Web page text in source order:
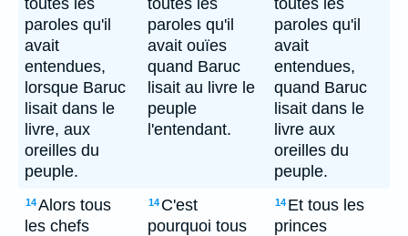
toutes les
paroles qu'il
avait
entendues,
lorsque Baruc
lisait dans le
livre, aux
oreilles du
peuple.
toutes les
paroles qu'il
avait ouïes
quand Baruc
lisait au livre le
peuple
l'entendant.
toutes les
paroles qu'il
avait
entendues,
quand Baruc
lisait dans le
livre aux
oreilles du
peuple.
14Alors tous
les chefs
14 C'est
pourquoi tous
14 Et tous les
princes